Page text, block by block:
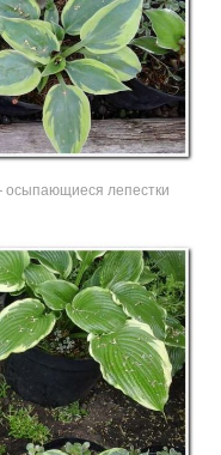
осыпающиеся лепестки